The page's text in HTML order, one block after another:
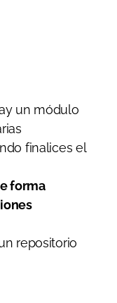
un módulo
finalices el
forma
repositorio